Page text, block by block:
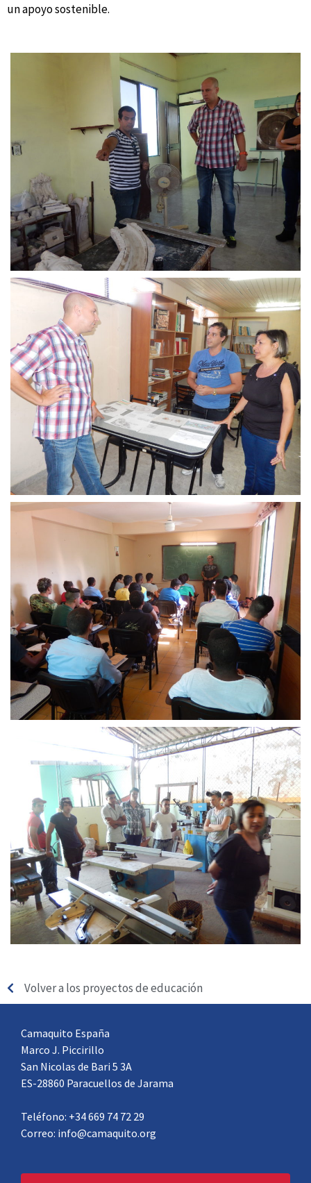
un apoyo sostenible.
Volver a los proyectos de educación
Camaquito España
Marco J. Piccirillo
San Nicolas de Bari 5 3A
ES-28860 Paracuellos de Jarama
Teléfono: +34 669 74 72 29
Correo: info@camaquito.org